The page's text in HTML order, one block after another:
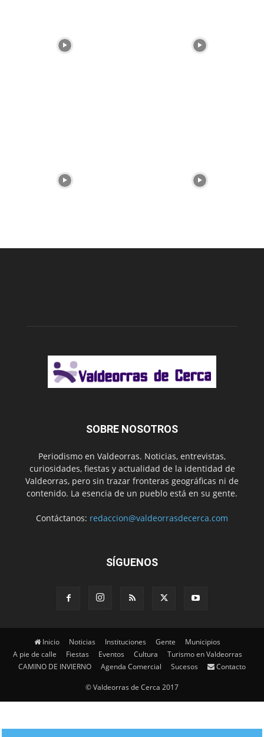
SOBRE NOSOTROS
Periodismo en Valdeorras. Noticias, entrevistas,
curiosidades, fiestas y actualidad de la identidad de
Valdeorras, pero sin trazar fronteras geográficas ni de
contenido. La esencia de un pueblo está en su gente.
Contáctanos: redaccion@valdeorrasdecerca.com
SÍGUENOS
Inicio Noticias Instituciones Gente
Municipios
A pie de calle
Fiestas Eventos Cultura
Turismo en Valdeorras
CAMINO DE INVIERNO
Agenda Comercial Sucesos Contacto
© Valdeorras de Cerca 2017